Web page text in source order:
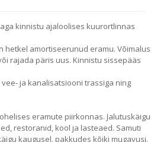
kinnistu ajaloolises kuurortlinnas
hetkel amortiseerunud eramu. Võimalus
rajada päris uus. Kinnistu sissepääs
ja kanalisatsiooni trassiga ning
eramute piirkonnas. Jalutuskäigu
restoranid, kool ja lasteaed. Samuti
kaugusel, pakkudes kõiki mugavusi.